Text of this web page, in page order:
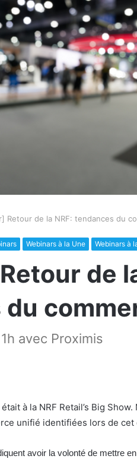
Retour de la NRF: tendances du
Webinars à la Une Webinars à
de
avec Proximis
à la NRF Retail’s Big
unifié identifiées lors de
avoir la volonté de mettre